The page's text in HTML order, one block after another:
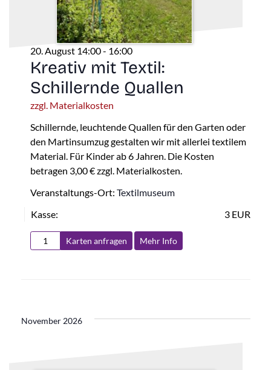
20. August 14:00- 16:00
Kreativ mit Textil:
Schillernde Quallen
zzgl. Materialkosten
Schillernde, leuchtende Quallen für den Garten oder
den Martinsumzug gestalten wir mit allerlei textilem
Material. Für Kinder ab 6 Jahren. Die Kosten
betragen 3,00 € zzgl. Materialkosten.
Veranstaltungs-Ort: Textilmuseum
Kasse:
3 EUR
Karten anfragen Mehr Info
November 2026